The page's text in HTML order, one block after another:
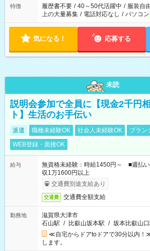
合は応募できません。
特徴 履歴書不要 / 40～50代活躍中 / 服装自
上の大量募集 / 電話対応なし / パソコ
気になる！ 応募する
未読
説明会参加で全員に【現金2千円
ト】生活のお手伝い
派遣 職種未経験OK 社会人未経験OK
ブラン
WEB登録・面接OK
給与
無資格未経験：時給1450円～ ■週払
収1万1600円以上
交通費別途支給あり
交通費 交通費全額支給
勤務地
滋賀県大津市
石山駅 / 比叡山坂本駅 / 坂本比叡山
≪自宅からドアtoドアで30分以内！
します。